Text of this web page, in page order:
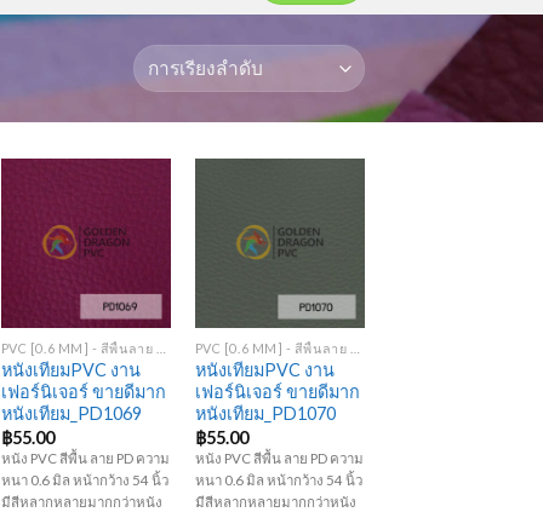
หนังเทียมPVC งาน
เฟอร์นิเจอร์ ขายดีมาก
หนังเทียม_PD1069
฿55.00
หนัง PVC สีพื้น ลาย PD ความ
หนา 0.6 มิล หน้ากว้าง 54 นิ้ว
มีสีหลากหลายมากกว่าหนัง
หนังเทียมPVC งาน
เฟอร์นิเจอร์ ขายดีมาก
หนังเทียม_PD1070
฿55.00
หนัง PVC สีพื้น ลาย PD ความ
หนา 0.6 มิล หน้ากว้าง 54 นิ้ว
มีสีหลากหลายมากกว่าหนัง